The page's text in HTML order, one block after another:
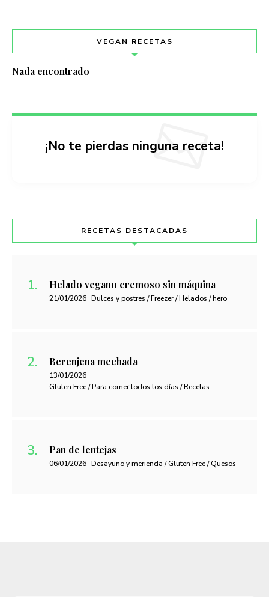
VEGAN RECETAS
Nada encontrado
¡No te pierdas ninguna receta!
RECETAS DESTACADAS
Helado vegano cremoso sin máquina
21/01/2026 Dulces y postres / Freezer / Helados / hero
Berenjena mechada
13/01/2026
Gluten Free / Para comer todos los días / Recetas
Pan de lentejas
06/01/2026 Desayuno y merienda / Gluten Free / Quesos